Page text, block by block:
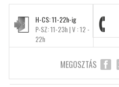
H-CS: 11-22h-ig
P-SZ: 11-23h | V : 12 -
22h
MEGOSZTÁS